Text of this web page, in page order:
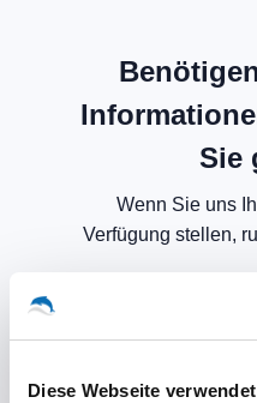
Diese Webseite
Sie
Wenn Sie uns
Verfügung stellen,